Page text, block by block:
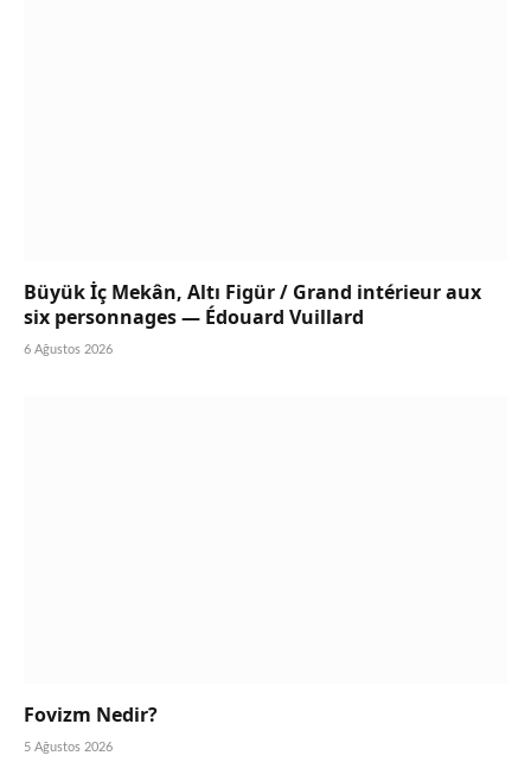
Büyük İç Mekân, Altı Figür / Grand intérieur aux
six personnages — Édouard Vuillard
6 Ağustos 2026
Fovizm Nedir?
5 Ağustos 2026